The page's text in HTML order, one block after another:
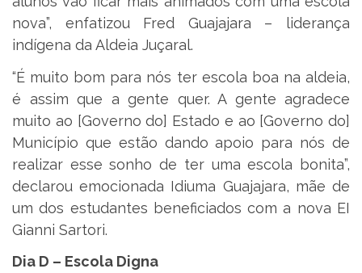
nova”, enfatizou Fred Guajajara – liderança
indígena da Aldeia Juçaral.
“É muito bom para nós ter escola boa na aldeia,
é assim que a gente quer. A gente agradece
muito ao [Governo do] Estado e ao [Governo do]
Município que estão dando apoio para nós de
realizar esse sonho de ter uma escola bonita”,
declarou emocionada Idiuma Guajajara, mãe de
um dos estudantes beneficiados com a nova EI
Gianni Sartori.
Dia D – Escola Digna